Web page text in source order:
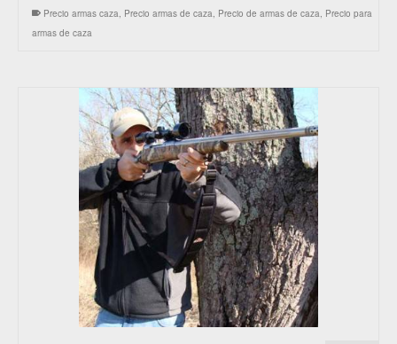
Precio armas caza Precio armas de caza Precio de armas de caza Precio para
armas de caza